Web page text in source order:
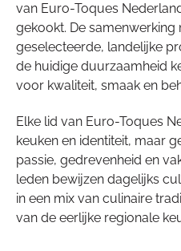
van Euro-Toques
gekookt. De samenwerking
geselecteerde, landelijke
de huidige duurzaamheid
voor kwaliteit, smaak en
Elke lid van Euro-Toques
keuken en identiteit, maar
passie, gedrevenheid en
leden bewijzen dagelijks
in een mix van culinaire
van de eerlijke regionale